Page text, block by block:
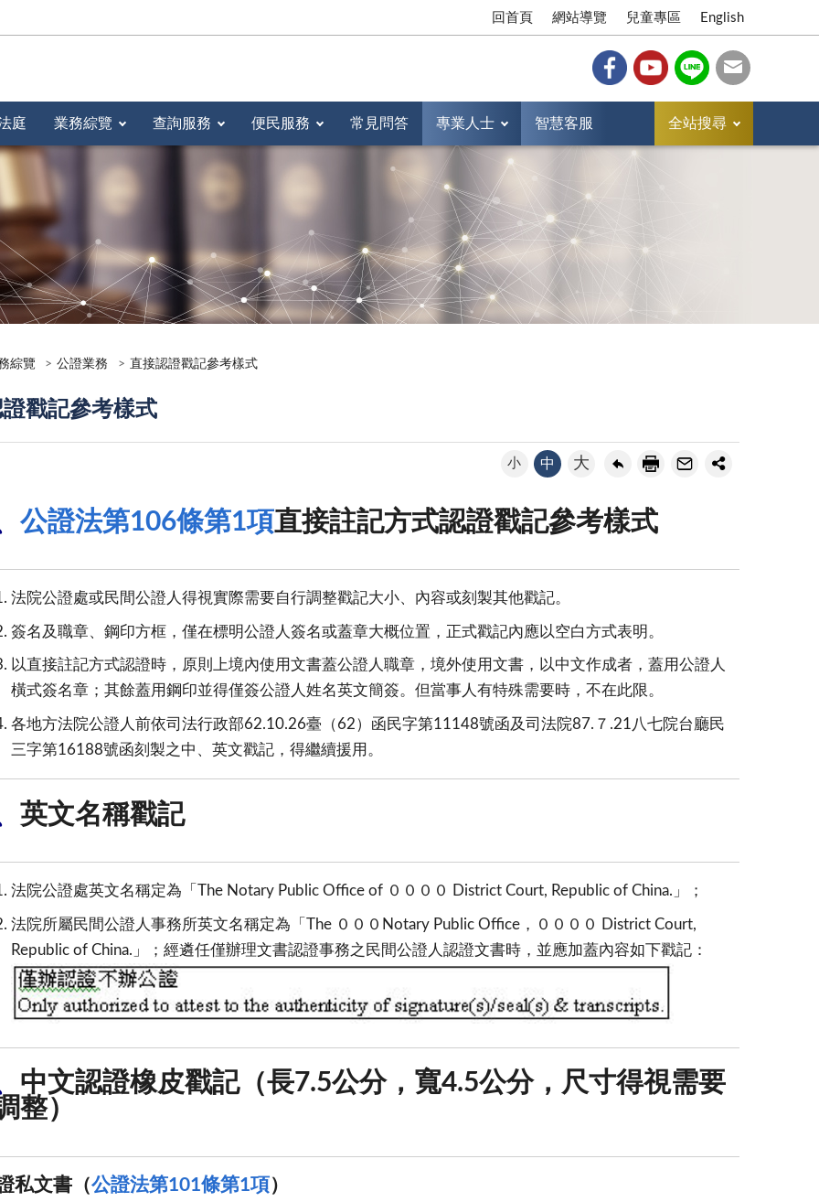
回首頁 網站導覽 兒童專區 English
庭 業務綜覽 查詢服務 便民服務 常見問答 專業人士 智慧客服 全站搜尋
綜覽 公證業務 直接認證戳記參考樣式
戳記參考樣式
小 中 大
公證法第106條第1項 直接註記方式認證戳記參考樣式
法院公證處或民間公證人得視實際需要自行調整戳記大小、內容或刻製其他戳記。
簽名及職章、鋼印方框，僅在標明公證人簽名或蓋章大概位置，正式戳記內應以空白方式表明。
以直接註記方式認證時，原則上境內使用文書蓋公證人職章，境外使用文書，以中文作成者，蓋用公證人
橫式簽名章；其餘蓋用鋼印並得僅簽公證人姓名英文簡簽。但當事人有特殊需要時，不在此限。
各地方法院公證人前依司法行政部62.10.26臺（62）函民字第11148號函及司法院87.７.21八七院台廳民
三字第16188號函刻製之中、英文戳記，得繼續援用。
英文名稱戳記
法院公證處英文名稱定為「The Notary Public Office of ００００ District Court, Republic of China.」；
法院所屬民間公證人事務所英文名稱定為「The ０００Notary Public Office，００００ District Court,
Republic of China.」；經遴任僅辦理文書認證事務之民間公證人認證文書時，並應加蓋內容如下戳記：
中文認證橡皮戳記（長7.5公分，寬4.5公分，尺寸得視需要
整）
私文書（公證法第101條第1項）